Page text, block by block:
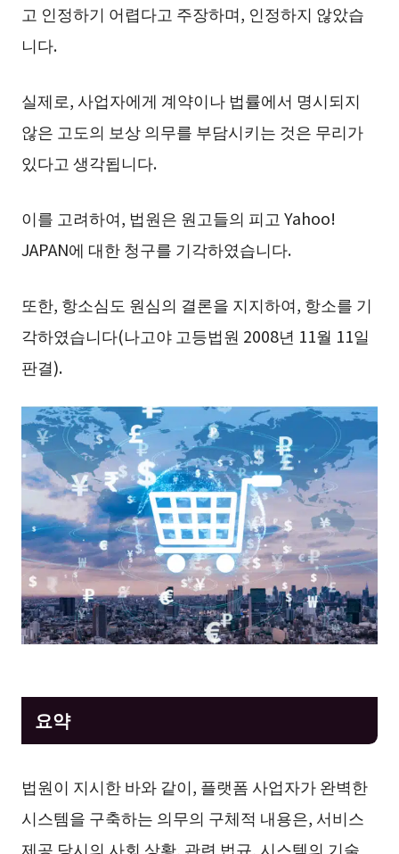
고 인정하기 어렵다고 주장하며, 인정하지 않았습
니다.
실제로, 사업자에게 계약이나 법률에서 명시되지
않은 고도의 보상 의무를 부담시키는 것은 무리가
있다고 생각됩니다.
이를 고려하여, 법원은 원고들의 피고 Yahoo!
JAPAN에 대한 청구를 기각하였습니다.
또한, 항소심도 원심의 결론을 지지하여, 항소를 기
각하였습니다(나고야 고등법원 2008년 11월 11일
판결).
요약
법원이 지시한 바와 같이, 플랫폼 사업자가 완벽한
시스템을 구축하는 의무의 구체적 내용은, 서비스
제공 당시의 사회 상황, 관련 법규, 시스템의 기술